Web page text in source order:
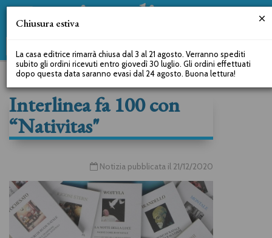
Interlinea fa 100 con
“Nativitas"
Notizia pubblicata il 21/12/2020
Chiusura estiva
La casa editrice rimarrà chiusa dal 3 al 21 agosto. Verranno spediti
subito gli ordini ricevuti entro giovedì 30 luglio. Gli ordini effettuati
dopo questa data saranno evasi dal 24 agosto. Buona lettura!